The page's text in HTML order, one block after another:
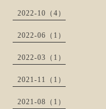
2022-10（4）
2022-06（1）
2022-03（1）
2021-11（1）
2021-08（1）